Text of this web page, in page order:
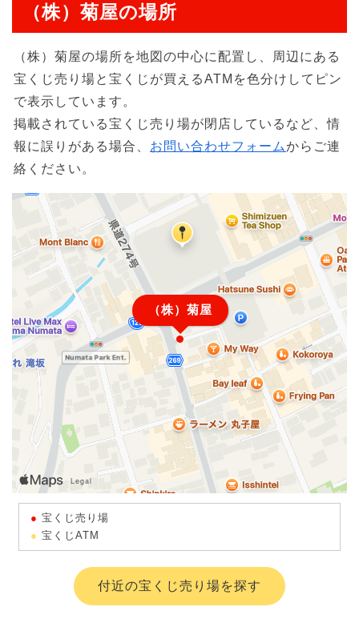
（株）菊屋の場所
（株）菊屋の場所を地図の中心に配置し、周辺にある
宝くじ売り場と宝くじが買えるATMを色分けしてピン
で表示しています。
掲載されている宝くじ売り場が閉店しているなど、情
報に誤りがある場合、 お問い合わせフォームからご連
絡ください。
（株）菊屋
宝くじ売り場
宝くじATM
付近の宝くじ売り場を探す